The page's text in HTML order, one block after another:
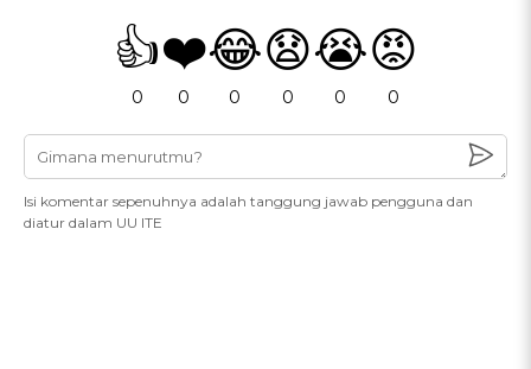
👍
0
❤️
0
😂
0
😧
0
😭
0
😡
0
Isi komentar sepenuhnya adalah tanggung jawab pengguna dan
diatur dalam UU ITE